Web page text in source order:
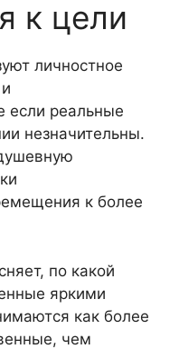
к цели
личностное
если реальные
незначительны.
к более
по какой
яркими
как более
чем